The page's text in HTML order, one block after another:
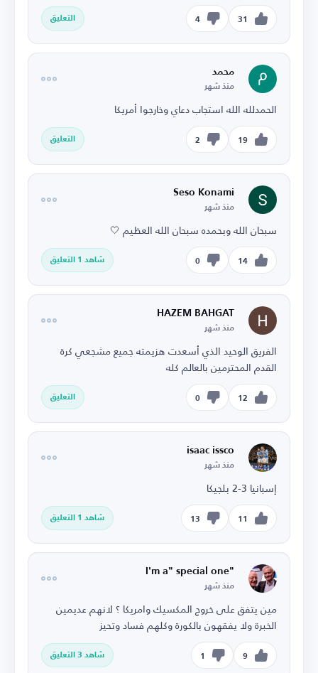
31
4 التعليق
محمد
منذ شهر
الحمدلله الله استجاب دعاي وخارجوا أمريكا
19
2 التعليق
Seso Konami
منذ شهر
سبحان الله وبحمده سبحان الله العظيم 🤍
14
0 شاهد 1 التعليق
HAZEM BAHGAT
منذ شهر
الفريق الوحيد الذي أسعدت هزيمته جميع مشجعي كرة
القدم المحترمين بالعالم كله
12
0 التعليق
isaac issco
منذ شهر
إسبانيا 3-2 بلجيكا
11
13 شاهد 1 التعليق
"I'm a" special one
منذ شهر
مين يتفق على خروج المكسيك وامريكا ؟ لانهم عديمين
الخبرة ولا يفقهون بالكورة وكلهم فساد وتحيز
9
1 شاهد 3 التعليق